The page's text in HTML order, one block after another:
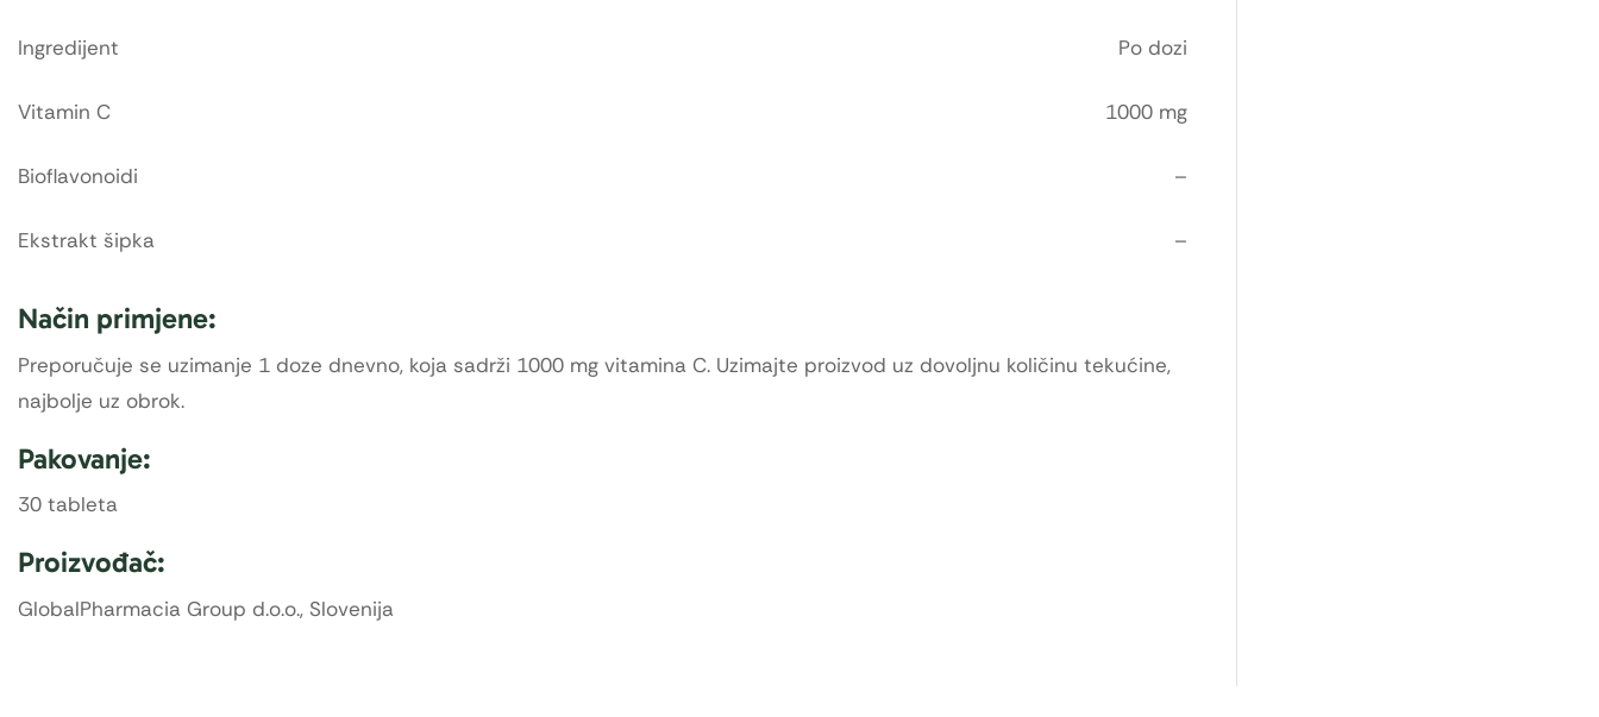
Ingredijent Po dozi
Vitamin C 1000 mg
Bioflavonoidi –
Ekstrakt šipka –
Način primjene:
Preporučuje se uzimanje 1 doze dnevno, koja sadrži 1000 mg vitamina C. Uzimajte proizvod uz dovoljnu količinu tekućine,
najbolje uz obrok.
Pakovanje:
30 tableta
Proizvođač:
GlobalPharmacia Group d.o.o., Slovenija